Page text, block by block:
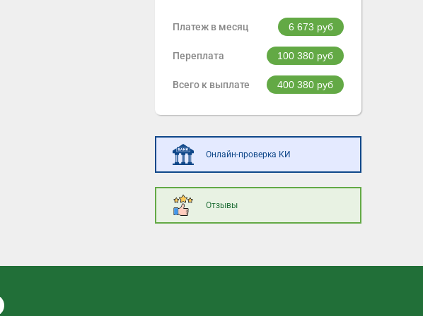
Платеж в месяц 6 673 руб
Переплата 100 380 руб
Всего к выплате 400 380 руб
Онлайн-проверка КИ
Отзывы